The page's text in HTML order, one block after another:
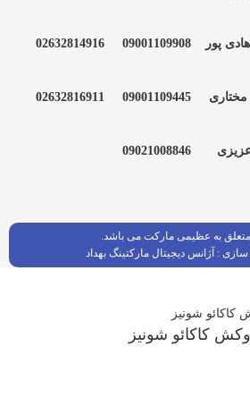
پور 09001109908
02632814916
مختاری 09001109445
02632816911
عزیزی 09021008846
به عظیمی مارکت می باشد.
سازی : آژانس دیجیتال مارکتینگ بهداد
کاکائو شونیز